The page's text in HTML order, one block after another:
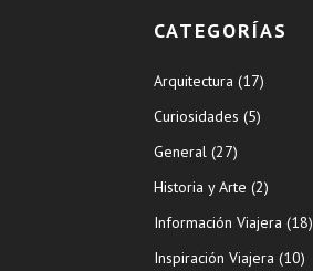
CATEGORÍAS
Arquitectura (17)
Curiosidades (5)
General (27)
Historia y Arte (2)
Información Viajera (18)
Inspiración Viajera (10)